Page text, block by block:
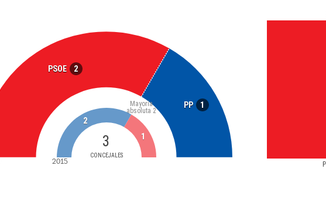
PSOE 2
PP 1
3
CONCEJALES
Mayoría
absoluta 2
2
1
2015